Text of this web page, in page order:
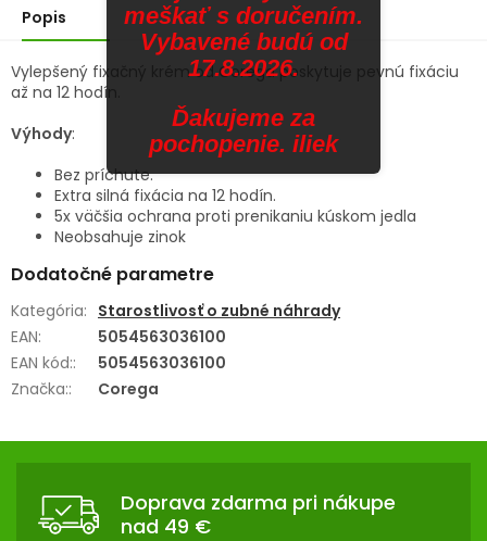
hviezdičiek.
hviezdičiek.
Popis
Vylepšený fixačný krém od Corega poskytuje pevnú fixáciu
až na 12 hodín.
Výhody:
Bez príchute.
Extra silná fixácia na 12 hodín.
5x väčšia ochrana proti prenikaniu kúskom jedla
Neobsahuje zinok
Dodatočné parametre
Kategória: Starostlivosť o zubné náhrady
EAN:
5054563036100
EAN kód::
5054563036100
Značka:: Corega
Z
Doprava zdarma pri nákupe
nad 49 €
meškať s doručením.
Vybavené budú od
17.8.2026.
Ďakujeme za
pochopenie. iliek